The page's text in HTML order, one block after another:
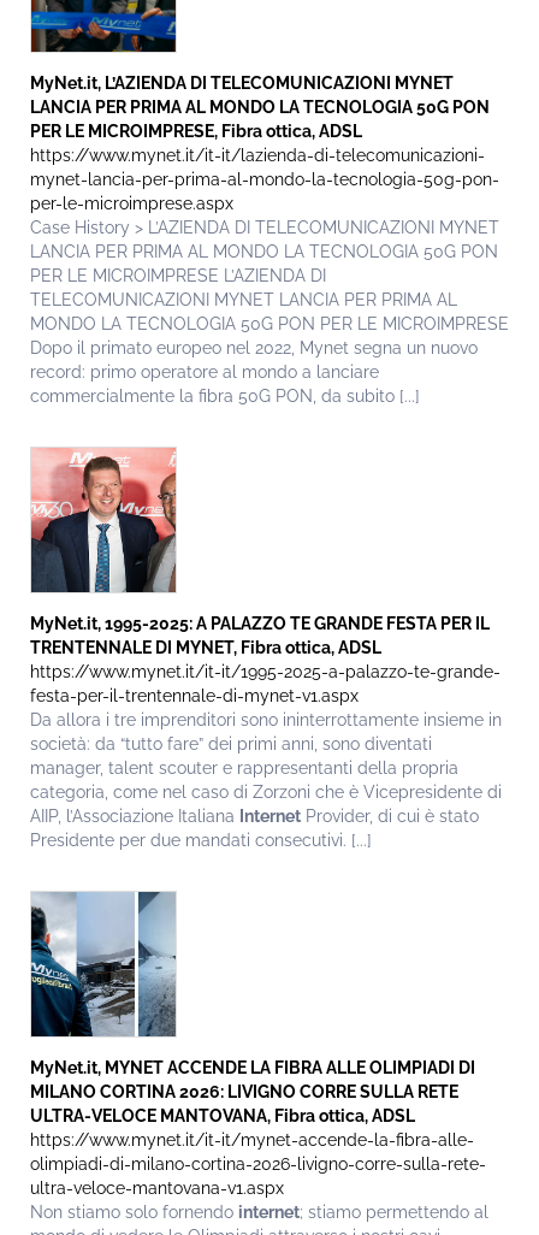
MyNet.it, L’AZIENDA DI TELECOMUNICAZIONI MYNET
LANCIA PER PRIMA AL MONDO LA TECNOLOGIA 50G PON
PER LE MICROIMPRESE, Fibra ottica, ADSL
https://www.mynet.it/it-it/lazienda-di-telecomunicazioni-
mynet-lancia-per-prima-al-mondo-la-tecnologia-50g-pon-
per-le-microimprese.aspx
Case History > L’AZIENDA DI TELECOMUNICAZIONI MYNET
LANCIA PER PRIMA AL MONDO LA TECNOLOGIA 50G PON
PER LE MICROIMPRESE L’AZIENDA DI
TELECOMUNICAZIONI MYNET LANCIA PER PRIMA AL
MONDO LA TECNOLOGIA 50G PON PER LE MICROIMPRESE
Dopo il primato europeo nel 2022, Mynet segna un nuovo
record: primo operatore al mondo a lanciare
commercialmente la fibra 50G PON, da subito [...]
MyNet.it, 1995-2025: A PALAZZO TE GRANDE FESTA PER IL
TRENTENNALE DI MYNET, Fibra ottica, ADSL
https://www.mynet.it/it-it/1995-2025-a-palazzo-te-grande-
festa-per-il-trentennale-di-mynet-v1.aspx
Da allora i tre imprenditori sono ininterrottamente insieme in
società: da “tutto fare” dei primi anni, sono diventati
manager, talent scouter e rappresentanti della propria
categoria, come nel caso di Zorzoni che è Vicepresidente di
AIIP, l’Associazione Italiana
Internet Provider, di cui è stato
Presidente per due mandati consecutivi. [...]
MyNet.it, MYNET ACCENDE LA FIBRA ALLE OLIMPIADI DI
MILANO CORTINA 2026: LIVIGNO CORRE SULLA RETE
ULTRA-VELOCE MANTOVANA, Fibra ottica, ADSL
https://www.mynet.it/it-it/mynet-accende-la-fibra-alle-
olimpiadi-di-milano-cortina-2026-livigno-corre-sulla-rete-
ultra-veloce-mantovana-v1.aspx
Non stiamo solo fornendo internet; stiamo permettendo al